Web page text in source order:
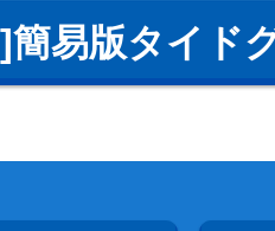
簡易版タイド